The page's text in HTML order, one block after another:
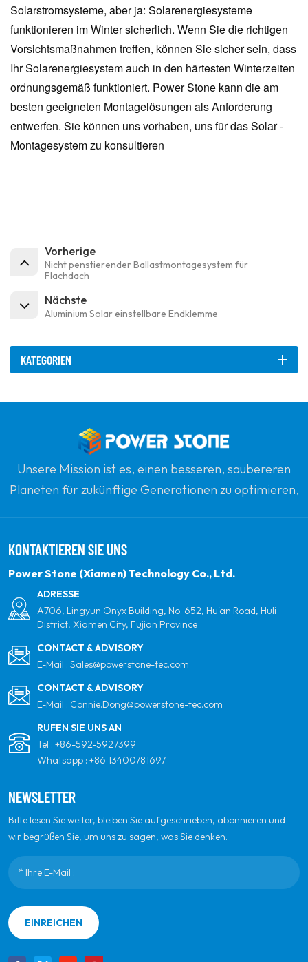
Solarstromsysteme, aber ja: Solarenergiesysteme
funktionieren im Winter sicherlich. Wenn Sie die richtigen
Vorsichtsmaßnahmen treffen, können Sie sicher sein, dass
Ihr Solarenergiesystem auch in den härtesten Winterzeiten
ordnungsgemäß funktioniert. Power Stone kann die am
besten geeigneten Montagelösungen als Anforderung
entwerfen. Sie können uns vorhaben, uns für das Solar -
Montagesystem zu konsultieren
Vorherige
Nicht penstierender Ballastmontagesystem für
Flachdach
Nächste
Aluminium Solar einstellbare Endklemme
KATEGORIEN
Unsere Mission ist es, einen besseren, saubereren
Planeten für zukünftige Generationen zu optimieren,
Energieprodukten und Ihrem vertrauenswürdigsten
globalen Partner für Qualität, Professionalität und
KONTAKTIEREN SIE UNS
Power Stone (Xiamen) Technology Co., Ltd.
ADRESSE
A706, Lingyun Onyx Building, No. 652, Hu'an Road, Huli
District, Xiamen City, Fujian Province
CONTACT & ADVISORY
E-Mail : Sales@powerstone-tec.com
CONTACT & ADVISORY
E-Mail : Connie.Dong@powerstone-tec.com
RUFEN SIE UNS AN
Tel : +86-592-5927399
Whatsapp : +86 13400781697
NEWSLETTER
Bitte lesen Sie weiter, bleiben Sie aufgeschrieben, abonnieren und
wir begrüßen Sie, um uns zu sagen, was Sie denken.
EINREICHEN